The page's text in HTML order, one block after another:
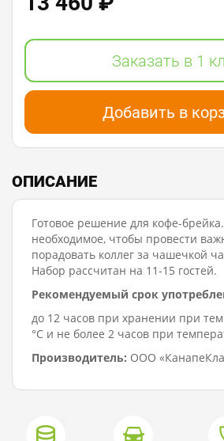
Заказать в 1
Добавить в
ОПИСАНИЕ
Готовое решение для кофе-
необходимое, чтобы провести
порадовать коллег за чашечкой
Набор рассчитан на 11-15 гостей.
Рекомендуемый срок
до 12 часов при хранении при
°C и не более 2 часов при
Производитель: ООО